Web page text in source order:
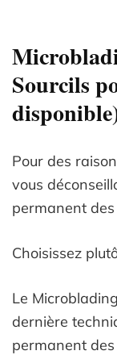
Sourcils
Pour des
vous
permanent
Choisissez
Le
dernière
permanent